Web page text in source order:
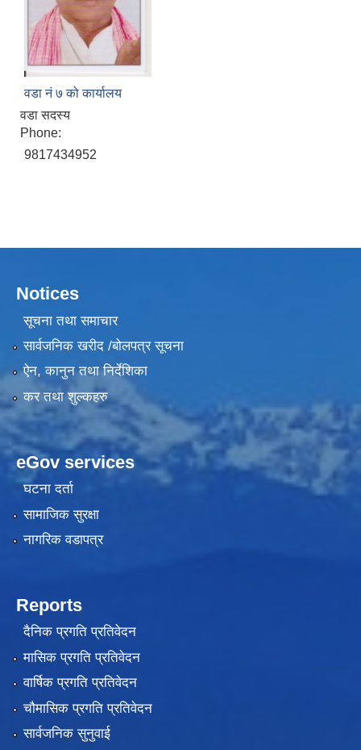
वडा नं ७ को कार्यालय
वडा सदस्य
Phone:
9817434952
Notices
सूचना तथा समाचार
सार्वजनिक खरीद /बोलपत्र सूचना
ऐन, कानुन तथा निर्देशिका
कर तथा शुल्कहरु
eGov services
घटना दर्ता
सामाजिक सुरक्षा
नागरिक वडापत्र
Reports
दैनिक प्रगति प्रतिवेदन
मासिक प्रगति प्रतिवेदन
वार्षिक प्रगति प्रतिवेदन
चौमासिक प्रगति प्रतिवेदन
सार्वजनिक सुनुवाई